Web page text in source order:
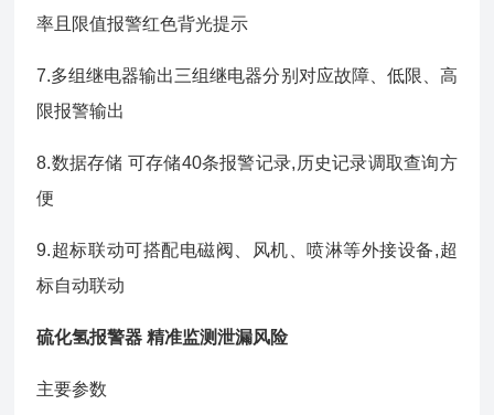
率且限值报警红色背光提示
7.多组继电器输出三组继电器分别对应故障、低限、高
限报警输出
8.数据存储 可存储40条报警记录,历史记录调取查询方
便
9.超标联动可搭配电磁阀、风机、喷淋等外接设备,超
标自动联动
硫化氢报警器 精准监测泄漏风险
主要参数